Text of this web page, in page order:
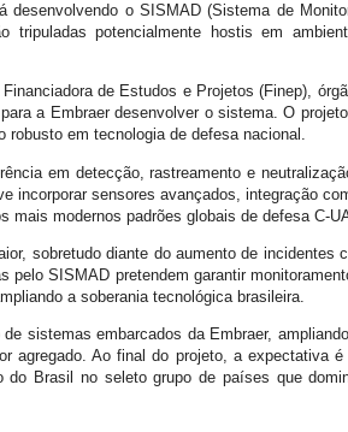
o SISMAD (Sistema de
tripuladas potencialmente hostis em
de Estudos e Projetos (Finep),
a Embraer desenvolver o sistema. O
em tecnologia de defesa nacional.
em detecção, rastreamento e
incorporar sensores avançados, integração
mais modernos padrões globais de defesa C-
sobretudo diante do aumento de incidentes
pelo SISMAD pretendem garantir
a soberania tecnológica brasileira.
sistemas embarcados da Embraer,
agregado. Ao final do projeto, a expectativa
Brasil no seleto grupo de países que